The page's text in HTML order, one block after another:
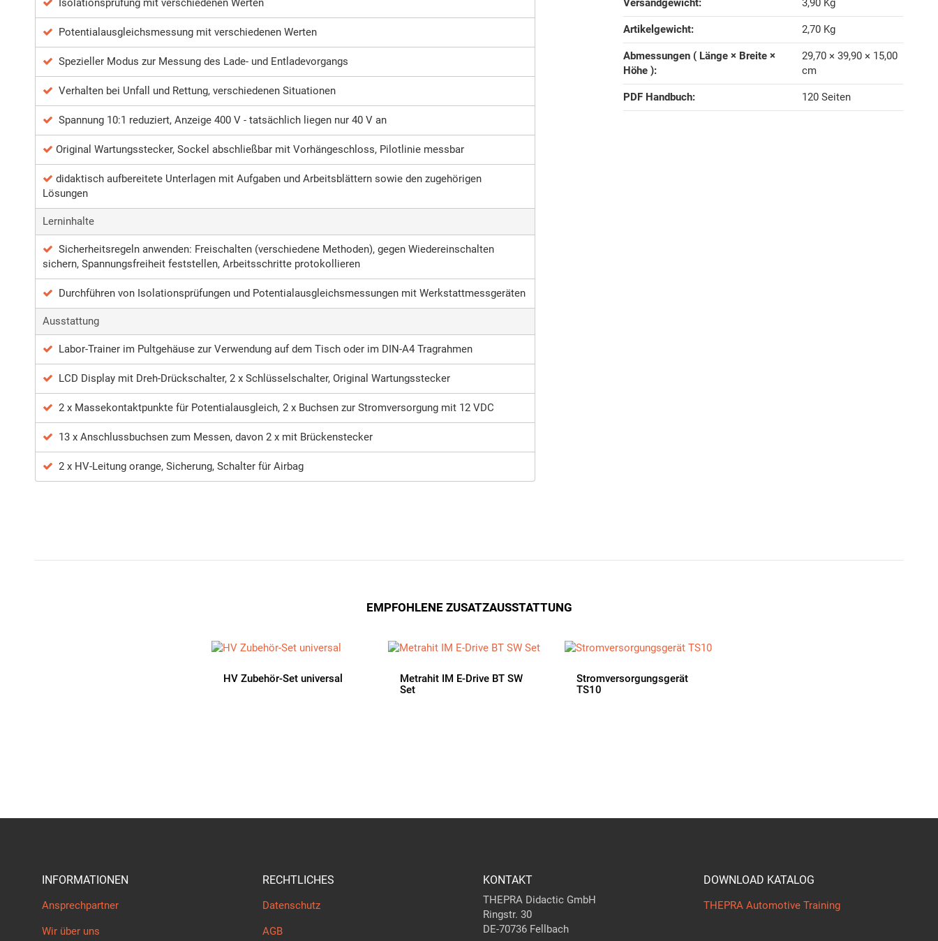
Isolationsprüfung mit verschiedenen Werten
Potentialausgleichsmessung mit verschiedenen Werten
Spezieller Modus zur Messung des Lade- und Entladevorgangs
Verhalten bei Unfall und Rettung, verschiedenen Situationen
Spannung 10:1 reduziert, Anzeige 400 V - tatsächlich liegen nur 40 V an
Original Wartungsstecker, Sockel abschließbar mit Vorhängeschloss, Pilotlinie messbar
didaktisch aufbereitete Unterlagen mit Aufgaben und Arbeitsblättern sowie den zugehörigen
Lösungen
Lerninhalte
Sicherheitsregeln anwenden: Freischalten (verschiedene Methoden), gegen Wiedereinschalten
sichern, Spannungsfreiheit feststellen, Arbeitsschritte protokollieren
Durchführen von Isolationsprüfungen und Potentialausgleichsmessungen mit Werkstattmessgeräten
Ausstattung
Labor-Trainer im Pultgehäuse zur Verwendung auf dem Tisch oder im DIN-A4 Tragrahmen
LCD Display mit Dreh-Drückschalter, 2 x Schlüsselschalter, Original Wartungsstecker
2 x Massekontaktpunkte für Potentialausgleich, 2 x Buchsen zur Stromversorgung mit 12 VDC
13 x Anschlussbuchsen zum Messen, davon 2 x mit Brückenstecker
2 x HV-Leitung orange, Sicherung, Schalter für Airbag
Versandgewicht‍: 3,90 Kg
Artikelgewicht‍: 2,70 Kg
Abmessungen ( Länge × Breite ×
Höhe )‍:
29,70 × 39,90 × 15,00
cm
PDF Handbuch‍: 120 Seiten
EMPFOHLENE ZUSATZAUSSTATTUNG
HV Zubehör-Set universal
Metrahit IM E-Drive BT SW
Set
Stromversorgungsgerät
TS10
INFORMATIONEN
Ansprechpartner
Wir über uns
RECHTLICHES
Datenschutz
AGB
KONTAKT
THEPRA Didactic GmbH
Ringstr. 30
DE-70736 Fellbach
DOWNLOAD KATALOG
THEPRA Automotive Training